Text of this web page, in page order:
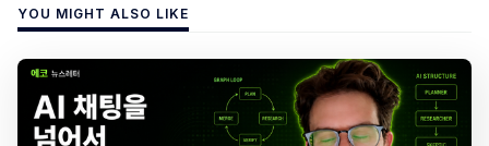
YOU MIGHT ALSO LIKE